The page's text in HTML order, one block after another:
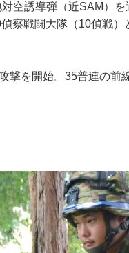
空誘導弾（近SAM）を
察戦闘大隊（10偵戦）
撃を開始。35普連の前